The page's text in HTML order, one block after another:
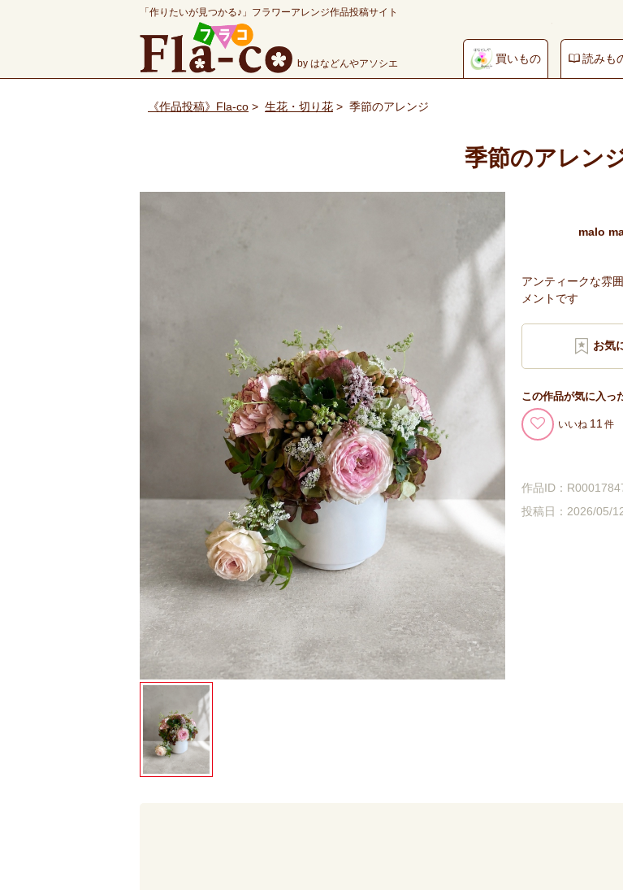
「作りたいが見つかる♪」フラワーアレンジ作品投稿サイト
by はなどんやアソシエ 買いもの 読みも
《作品投稿》Fla-co > 生花・切り花 > 季節のアレンジ
季節のアレン
malo
アンティークな雰
メントです
この作品が気に入っ
いいね 11
作品ID：
投稿日：2026/05/